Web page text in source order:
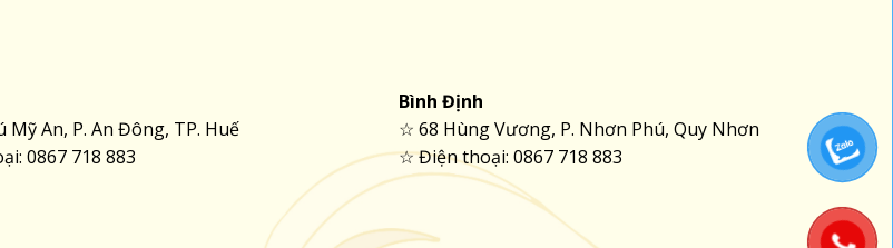
An, P. An Đông, TP. Huế
0867 718 883
Bình Định
☆ 68 Hùng Vương, P. Nhơn Phú, Quy Nhơn
☆ Điện thoại: 0867 718 883